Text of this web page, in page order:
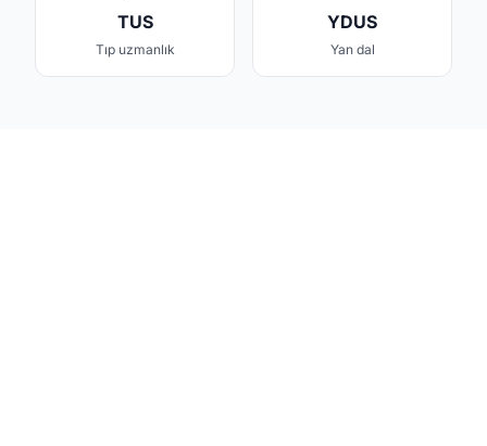
TUS
Tıp uzmanlık
YDUS
Yan dal